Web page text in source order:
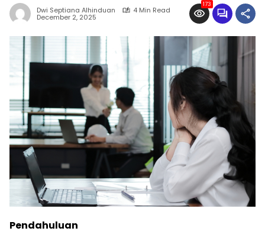
Dwi Septiana Alhinduan 4 Min Read
December 2, 2025
173
Pendahuluan